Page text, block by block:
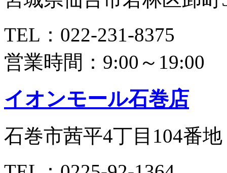
TEL：022-231-8375
営業時間：9:00～19:00
イオンモール石巻店
石巻市茜平4丁目104番地